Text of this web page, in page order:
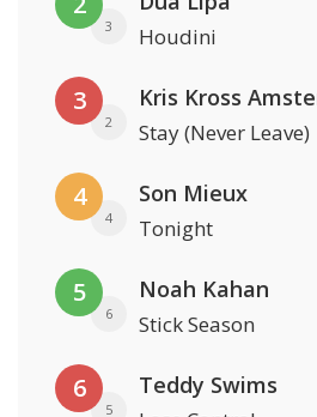
3 Houdini
3
2 Stay (Never Leave)
4
4
Son Mieux
Tonight
5
6
Noah Kahan
Stick Season
6
5
Teddy Swims